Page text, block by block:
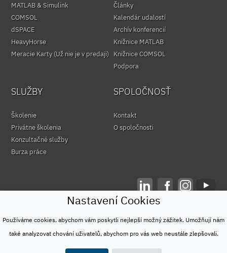
Nastavení Cookies
Používáme cookies, abychom vám poskytli nejlepší možný zážitek. Umožňují nám
také analyzovat chování uživatelů, abychom pro vás web neustále zlepšovali.
MATLAB & Simulink
COMSOL
dSPACE
HeavyHorse
Meracie Karty (Už nie je v predaji)
Články
Kalendár udalostí
Archív konferencií
Knižnice MATLAB
Knižnice COMSOL
Podpora
SLUŽBY
Školenie
Privátne školenia
Konzultačné služby
Burza práce
SPOLOČNOSŤ
Kontakt
O spoločnosti
© HUMUSOFT 1991 - 2026
Ochrana osobných údajov
&